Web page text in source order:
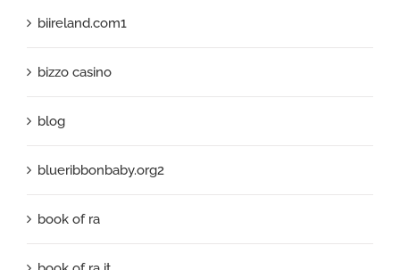
biireland.com1
bizzo casino
blog
blueribbonbaby.org2
book of ra